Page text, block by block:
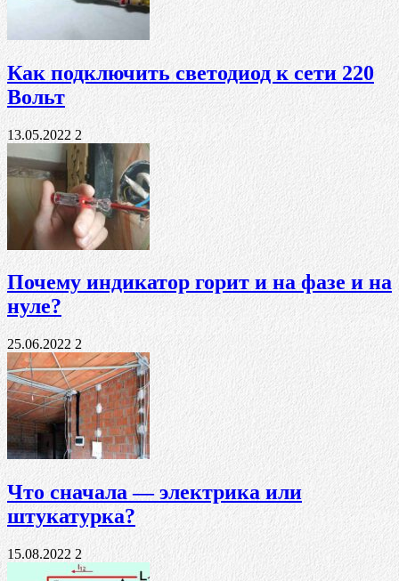
Как подключить светодиод к сети 220
Вольт
13.05.2022 2
Почему индикатор горит и на фазе и на
нуле?
25.06.2022 2
Что сначала — электрика или
штукатурка?
15.08.2022 2